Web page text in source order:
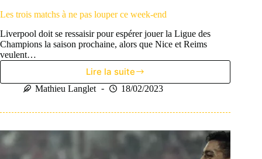
Les trois matchs à ne pas louper ce week-end
Liverpool doit se ressaisir pour espérer jouer la Ligue des
Champions la saison prochaine, alors que Nice et Reims
veulent…
Lire la suite
Les
trois
à
pas
louper
Mathieu Langlet 18/02/2023